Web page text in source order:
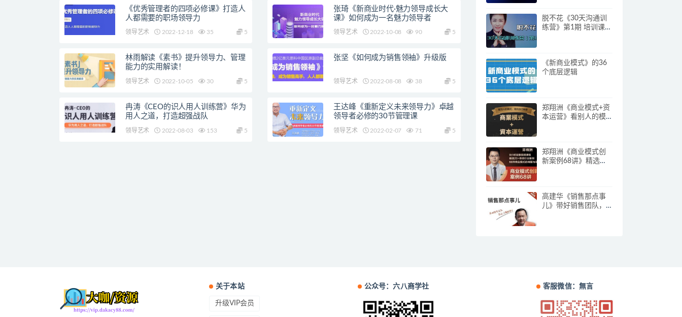
《优秀管理者的四项必修课》打造人
人都需要的职场领导力
领导艺术 2022-12-18 35 5
张琦《新商业时代·魅力领导成长大
课》如何成为一名魅力领导者
领导艺术 2022-10-08 90 5
林雨解读《素书》提升领导力、管理
能力的实用解读！
领导艺术 2022-10-05 30 5
张坚《如何成为销售领袖》升级版
领导艺术 2022-08-08 38 5
冉涛《CEO的识人用人训练营》华为
用人之道，打造超强战队
领导艺术 2022-08-03 153 5
王达峰《重新定义未来领导力》卓越
领导者必修的30节管理课
领导艺术 2022-02-07 71 5
脱不花《30天沟通训
练营》第1期 培训课程
《新商业模式》的36
个底层逻辑
郑翔洲《商业模式+资
本运营》看别人的模
郑翔洲《商业模式创
新案例68讲》精选
高建华《销售那点事
儿》带好销售团队，
关于本站
升级VIP会员
公众号：六八商学社 客服微信：無言